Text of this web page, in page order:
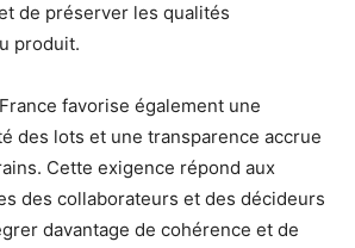
de préserver les qualités
produit.
favorise également une
des lots et une transparence accrue
Cette exigence répond aux
des collaborateurs et des décideurs
davantage de cohérence et de